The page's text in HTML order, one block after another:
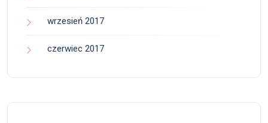
wrzesień 2017
czerwiec 2017